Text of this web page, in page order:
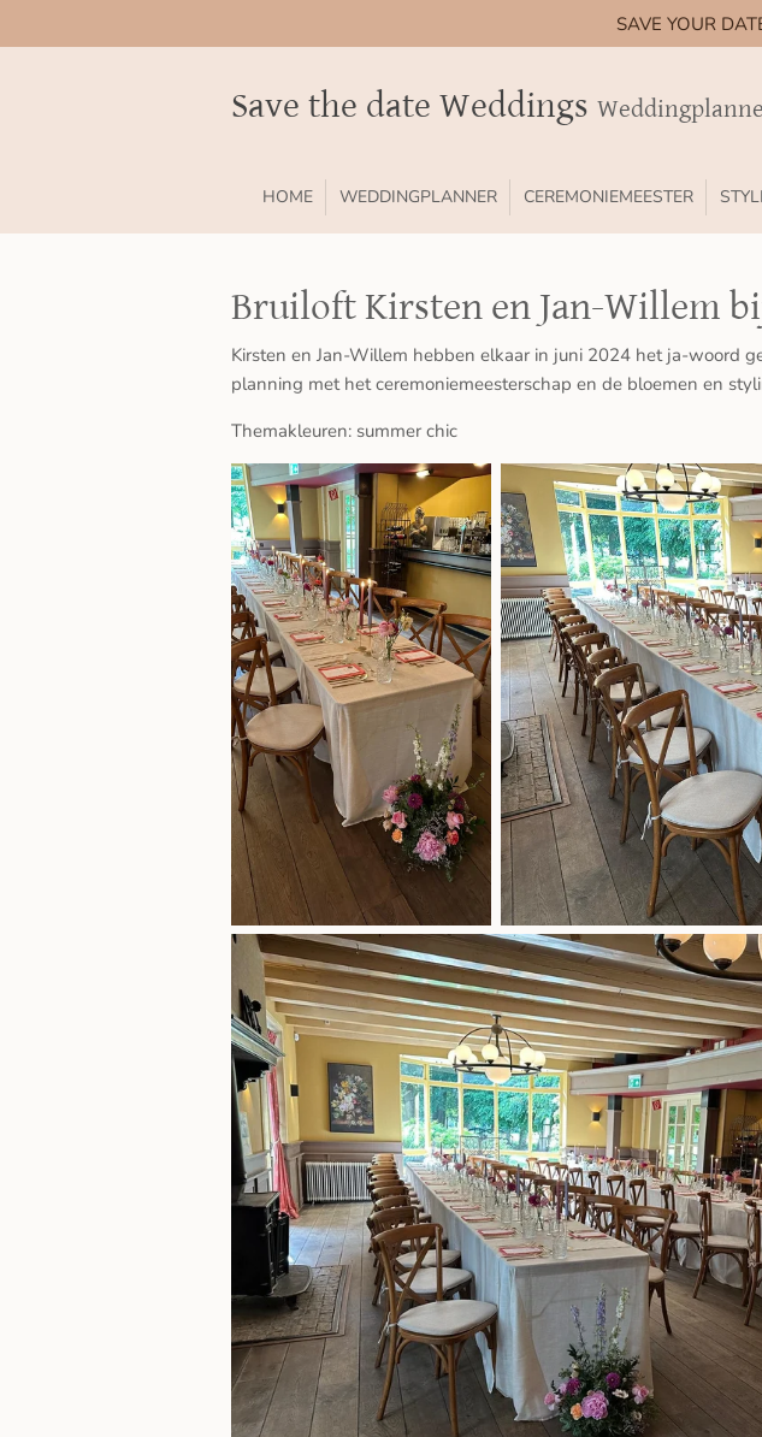
direct
SAVE YOUR
Save the date Weddings
HOME WEDDINGPLANNER CEREMONIEMEESTER
Bruiloft Kirsten en Jan-Willem
Kirsten en Jan-Willem hebben elkaar in juni 2024 het ja-woord
planning met het ceremoniemeesterschap en de bloemen en
Themakleuren: summer chic